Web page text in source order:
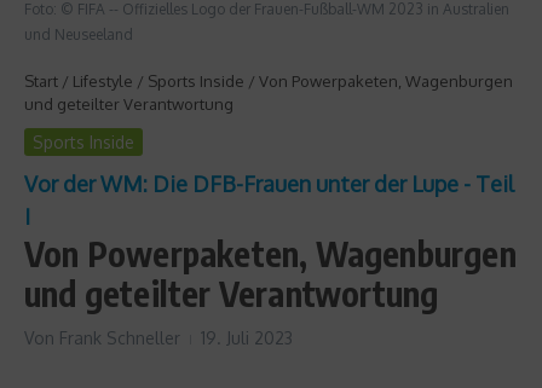
Foto: © FIFA -- Offizielles Logo der Frauen-Fußball-WM 2023 in Australien
und Neuseeland
Start / Lifestyle / Sports Inside / Von Powerpaketen, Wagenburgen
und geteilter Verantwortung
Sports Inside
Vor der WM: Die DFB-Frauen unter der Lupe - Teil
I
Von Powerpaketen, Wagenburgen
und geteilter Verantwortung
Von Frank Schneller 19. Juli 2023